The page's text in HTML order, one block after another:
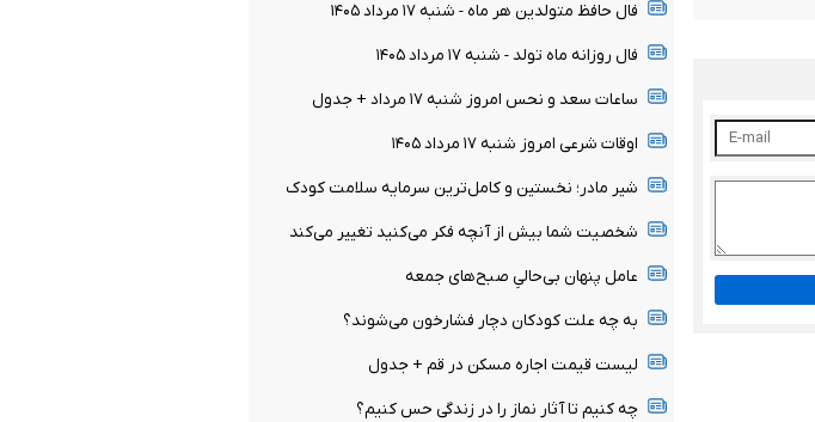
فال حافظ متولدین هر ماه - شنبه ۱۷ مرداد ۱۴۰۵
فال روزانه ماه تولد - شنبه ۱۷ مرداد ۱۴۰۵
ساعات سعد و نحس امروز شنبه ۱۷ مرداد + جدول
اوقات شرعی امروز شنبه ۱۷ مرداد ۱۴۰۵
شیر مادر؛ نخستین و کامل‌ترین سرمایه سلامت کودک
شخصیت شما بیش از آنچه فکر می‌کنید تغییر می‌کند
عامل پنهان بی‌حالیِ صبح‌های جمعه
به چه علت کودکان دچار فشارخون می‌شوند؟
لیست قیمت اجاره مسکن در قم + جدول
چه کنیم تا آثار نماز را در زندگی حس کنیم؟